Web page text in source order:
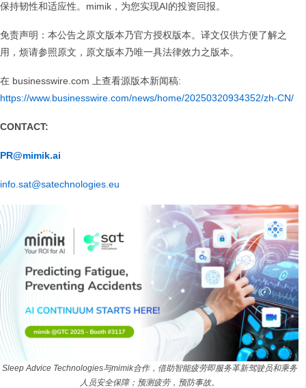
保持韧性和适应性。mimik，为您实现AI的投资回报。
免责声明：本公告之原文版本乃官方授权版本。译文仅供方便了解之
用，烦请参照原文，原文版本乃唯一具法律效力之版本。
在 businesswire.com 上查看源版本新闻稿:
https://www.businesswire.com/news/home/20250320934352/zh-CN/
CONTACT:
PR@mimik.ai
info.sat@satechnologies.eu
Sleep Advice Technologies与mimik合作，借助智能疲劳即服务革新驾驶员和乘务
人员安全保障；预测疲劳，预防事故。